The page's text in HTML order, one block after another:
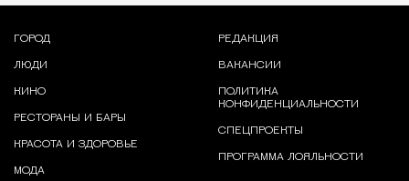
ГОРОД
ЛЮДИ
КИНО
РЕСТОРАНЫ И БАРЫ
КРАСОТА И ЗДОРОВЬЕ
МОДА
РЕДАКЦИЯ
ВАКАНСИИ
ПОЛИТИКА
КОНФИДЕНЦИАЛЬНОСТИ
СПЕЦПРОЕКТЫ
ПРОГРАММА ЛОЯЛЬНОСТИ